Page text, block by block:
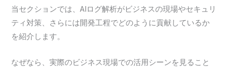
当セクションでは、AIログ解析がビジネスの現場やセキュリ
ティ対策、さらには開発工程でどのように貢献しているか
を紹介します。
なぜなら、実際のビジネス現場での活用シーンを見ること